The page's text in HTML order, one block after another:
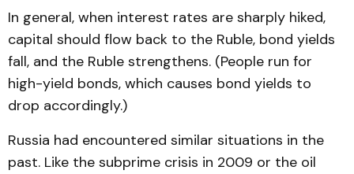
In general, when interest rates are sharply hiked,
capital should flow back to the Ruble, bond yields
fall, and the Ruble strengthens. (People run for
high-yield bonds, which causes bond yields to
drop accordingly.)
Russia had encountered similar situations in the
past. Like the subprime crisis in 2009 or the oil